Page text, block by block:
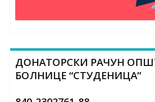
ДОНАТОРСКИ РАЧУН
БОЛНИЦЕ “СТУДЕНИЦА”